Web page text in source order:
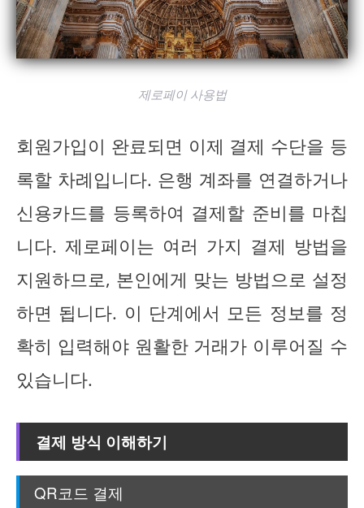
제로페이 사용법
회원가입이 완료되면 이제 결제 수단을 등
록할 차례입니다. 은행 계좌를 연결하거나
신용카드를 등록하여 결제할 준비를 마칩
니다. 제로페이는 여러 가지 결제 방법을
지원하므로, 본인에게 맞는 방법으로 설정
하면 됩니다. 이 단계에서 모든 정보를 정
확히 입력해야 원활한 거래가 이루어질 수
있습니다.
결제 방식 이해하기
QR코드 결제